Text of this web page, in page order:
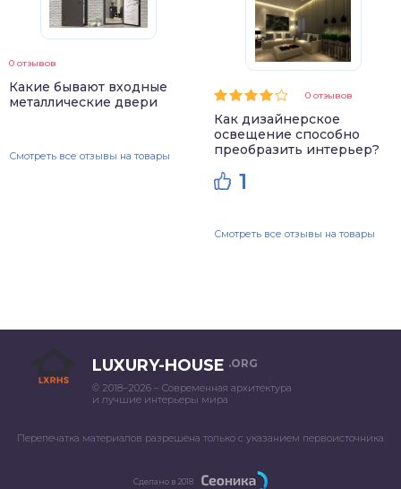
0 отзывов
Какие бывают входные
металлические двери
Смотреть все отзывы на товары
0 отзывов
Как дизайнерское
освещение способно
преобразить интерьер?
1
Смотреть все отзывы на товары
LUXURY-HOUSE .ORG
© 2018–2026 – Современная архитектура
и лучшие интерьеры мира
Перепечатка материалов разрешена только с указанием первоисточника
Сделано в 2018